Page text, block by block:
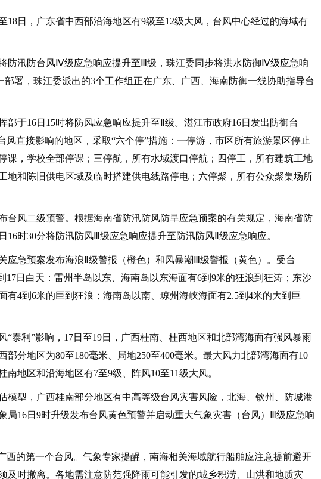
日，广东省中西部沿海地区有9级至12级大风，台风中心经过的海域有
汛防台风Ⅳ级应急响应提升至Ⅲ级，珠江委同步将洪水防御Ⅳ级应急响
署，珠江委派出的3个工作组正在广东、广西、海南防御一线协助指导台
于16日15时将防风应急响应提升至Ⅱ级。湛江市政府16日发出防御台
风直接影响的地区，采取“六个停”措施：一停游，市区所有旅游景区停止
课，学校全部停课；三停航，所有水域渡口停航；四停工，所有建筑工地
地和陈旧供电区域及临时搭建供电线路停电；六停聚，所有公众聚集场所
风二级预警。根据海南省防汛防风防旱应急预案的有关规定，海南省防
16时30分将防汛防风Ⅲ级应急响应提升至防汛防风Ⅱ级应急响应。
急预案发布海浪Ⅱ级警报（橙色）和风暴潮Ⅲ级警报（黄色）。受台
17日白天：雷州半岛以东、海南岛以东海面有6到9米的狂浪到狂涛；东沙
有4到6米的巨到狂浪；海南岛以南、琼州海峡海面有2.5到4米的大到巨
利”影响，17日至19日，广西桂南、桂西地区和北部湾海面有强风暴雨
部分地区为80至180毫米、局地250至400毫米。最大风力北部湾海面有10
南地区和沿海地区有7至9级、阵风10至11级大风。
型，广西桂南部分地区有中高等级台风灾害风险，北海、钦州、防城港
局16日9时升级发布台风黄色预警并启动重大气象灾害（台风）Ⅲ级应急响
的第一个台风。气象专家提醒，南海相关海域航行船舶应注意提前避开
及时撤离。各地需注意防范强降雨可能引发的城乡积涝、山洪和地质灾